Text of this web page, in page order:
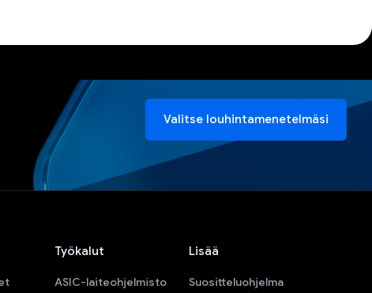
Valitse louhintamenetelmäsi
Työkalut
ASIC-laiteohjelmisto
Lisää
Suositteluohjelma